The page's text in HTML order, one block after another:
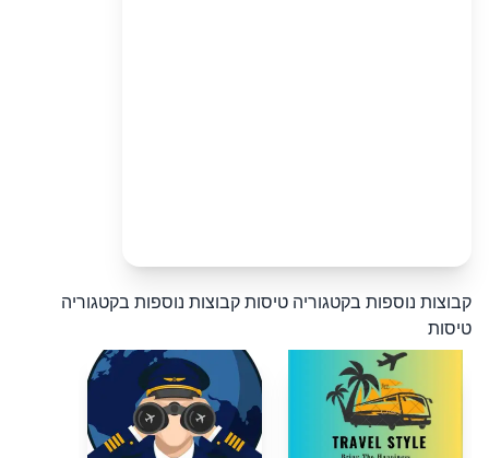
קבוצות נוספות בקטגוריה טיסותקבוצות נוספות בקטגוריה
טיסות